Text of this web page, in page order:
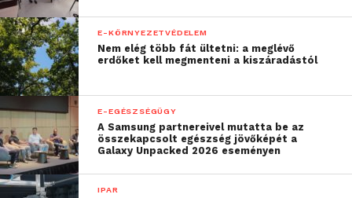
E-KÖRNYEZETVÉDELEM
Nem elég több fát ültetni: a meglévő
erdőket kell megmenteni a kiszáradástól
E-EGÉSZSÉGÜGY
A Samsung partnereivel mutatta be az
összekapcsolt egészség jövőképét a
Galaxy Unpacked 2026 eseményen
IPAR